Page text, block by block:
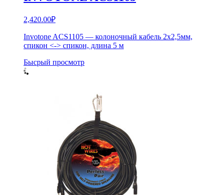
2,420.00₽
Invotone ACS1105 — колоночный кабель 2х2,5мм,
спикон <-> спикон, длина 5 м
Бысрый просмотр